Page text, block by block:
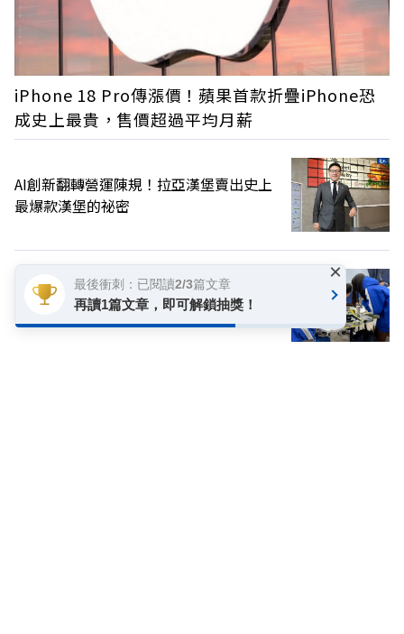
iPhone 18 Pro傳漲價！蘋果首款折疊iPhone恐
成史上最貴，售價超過平均月薪
AI創新翻轉營運陳規！拉亞漢堡賣出史上
最爆款漢堡的祕密
爸媽請這樣跟兒女談錢，孩子才能分辨
「想要」與「需要」
最後衝刺：已閱讀2/3篇文章
再讀1篇文章，即可解鎖抽獎！
×